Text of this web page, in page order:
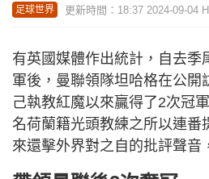
足球世界 更新時間：18:37 2024-09-04
有英國媒體作出統計，自去季
軍後，曼聯領隊坦哈格在公開
己執教紅魔以來贏得了2次冠
名荷蘭籍光頭教練之所以連番
來還擊外界對之自的批評聲音